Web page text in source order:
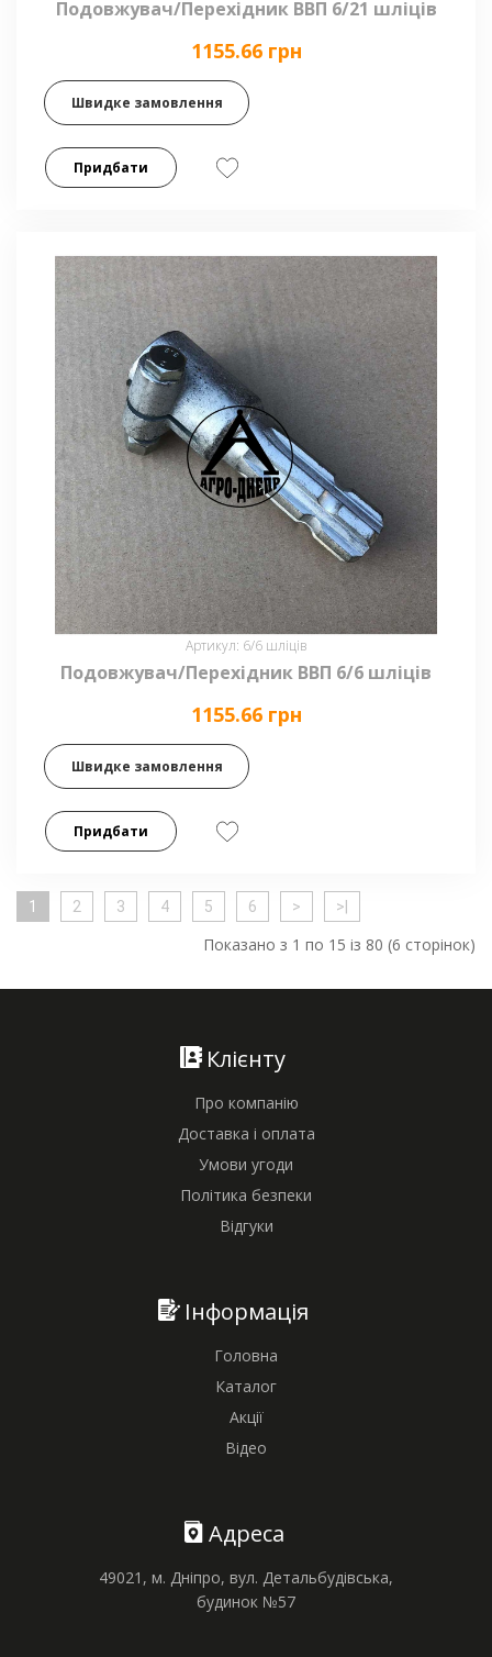
Подовжувач/Перехідник ВВП 6/21 шліців
1155.66 грн
Швидке замовлення
Придбати
Артикул: 6/6 шліців
Подовжувач/Перехідник ВВП 6/6 шліців
1155.66 грн
Швидке замовлення
Придбати
1 2 3 4 5 6 > >|
Показано з 1 по 15 із 80 (6 сторінок)
Клієнту
Про компанію
Доставка і оплата
Умови угоди
Політика безпеки
Відгуки
Інформація
Головна
Каталог
Акції
Відео
Адреса
49021, м. Дніпро, вул. Детальбудівська,
будинок №57